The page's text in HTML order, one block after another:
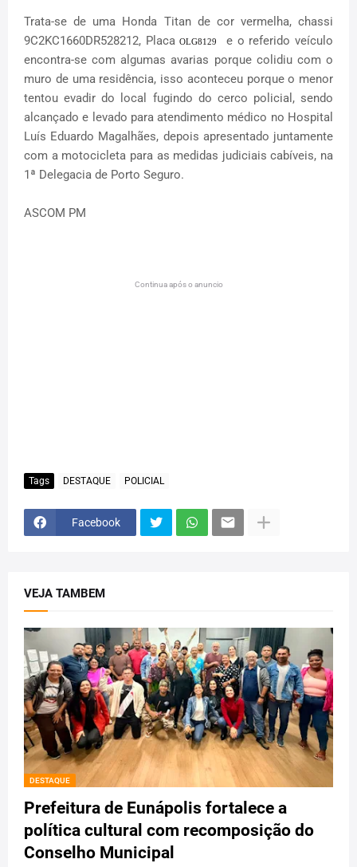
Trata-se de uma Honda Titan de cor vermelha, chassi
9C2KC1660DR528212, PlacaOLG8129
e o referido veículo
encontra-se com algumas avarias porque colidiu com o
muro de uma residência, isso aconteceu porque o menor
tentou evadir do local fugindo do cerco policial, sendo
alcançado e levado para atendimento médico no Hospital
Luís Eduardo Magalhães, depois apresentado juntamente
com a motocicleta para as medidas judiciais cabíveis, na
1ª Delegacia de Porto Seguro.
ASCOM PM
Continua após o anuncio
Tags DESTAQUE POLICIAL
Facebook
VEJA TAMBEM
DESTAQUE
Prefeitura de Eunápolis fortalece a
política cultural com recomposição do
Conselho Municipal